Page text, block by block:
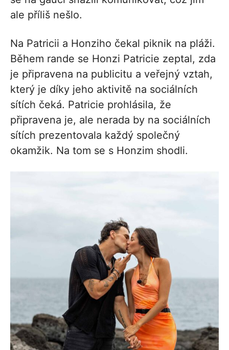
ale příliš nešlo.
Na Patricii a Honziho čekal piknik na pláži.
Během rande se Honzi Patricie zeptal, zda
je připravena na publicitu a veřejný vztah,
který je díky jeho aktivitě na sociálních
sítích čeká. Patricie prohlásila, že
připravena je, ale nerada by na sociálních
sítích prezentovala každý společný
okamžik. Na tom se s Honzim shodli.